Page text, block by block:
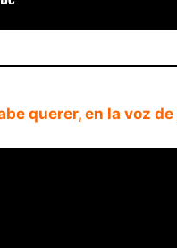
querer, en la voz de